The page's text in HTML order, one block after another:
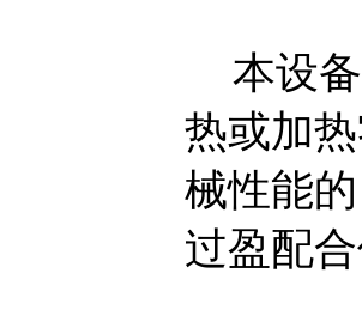
本设备
热或加
械性能
过盈配